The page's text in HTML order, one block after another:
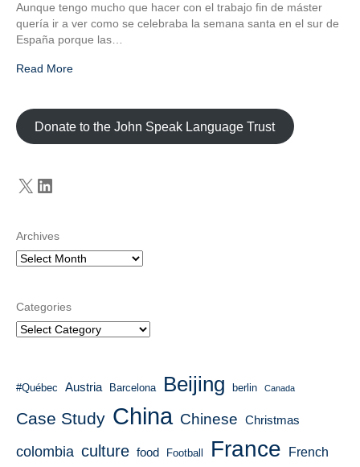
Aunque tengo mucho que hacer con el trabajo fin de máster
quería ir a ver como se celebraba la semana santa en el sur de
España porque las…
Read More
Donate to the John Speak Language Trust
X LinkedIn
Archives
Categories
#Québec Austria Barcelona Beijing berlin Canada
Case Study China Chinese Christmas
colombia culture food Football France French